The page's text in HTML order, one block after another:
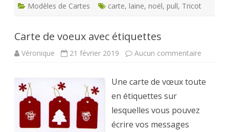
Modèles de Cartes carte, laine, noël, pull, Tricot
Carte de voeux avec étiquettes
Véronique 21 février 2019 Aucun commentaire
avec
Une carte de vœux toute
en étiquettes sur
lesquelles vous pouvez
écrire vos messages